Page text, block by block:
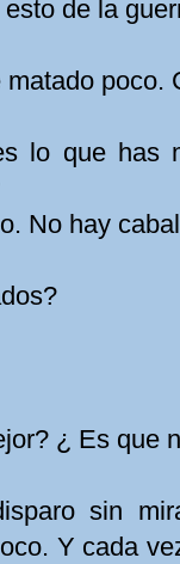
de la
poco.
lo que has
No hay
¿ Es que
sin
Y cada